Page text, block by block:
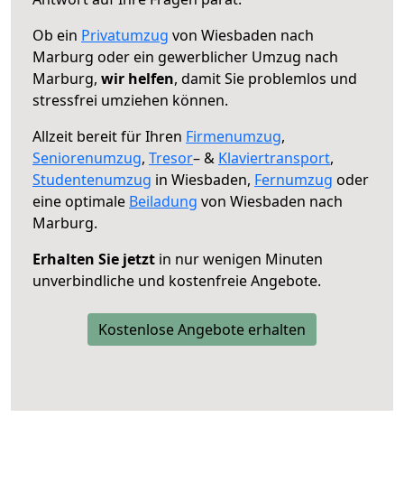
Ob ein Privatumzug von Wiesbaden nach
Marburg oder ein gewerblicher Umzug nach
Marburg, wir helfen, damit Sie problemlos und
stressfrei umziehen können.
Allzeit bereit für Ihren Firmenumzug,
Seniorenumzug, Tresor– & Klaviertransport,
Studentenumzug in Wiesbaden, Fernumzug oder
eine optimale Beiladung von Wiesbaden nach
Marburg.
Erhalten Sie jetzt in nur wenigen Minuten
unverbindliche und kostenfreie Angebote.
Kostenlose Angebote erhalten